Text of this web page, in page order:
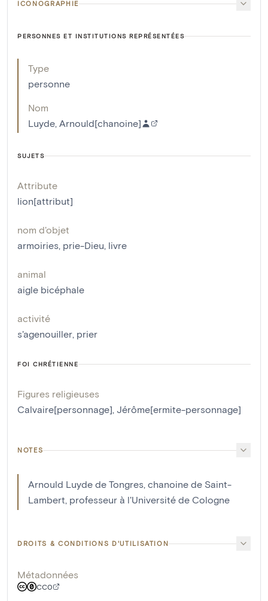
ICONOGRAPHIE
PERSONNES ET INSTITUTIONS REPRÉSENTÉES
Type
personne
Nom
Luyde, Arnould[chanoine]
SUJETS
Attribute
lion[attribut]
nom d'objet
armoiries, prie-Dieu, livre
animal
aigle bicéphale
activité
s'agenouiller, prier
FOI CHRÉTIENNE
Figures religieuses
Calvaire[personnage], Jérôme[ermite-personnage]
NOTES
Arnould Luyde de Tongres, chanoine de Saint-
Lambert, professeur à l'Université de Cologne
DROITS & CONDITIONS D'UTILISATION
Métadonnées
CC0